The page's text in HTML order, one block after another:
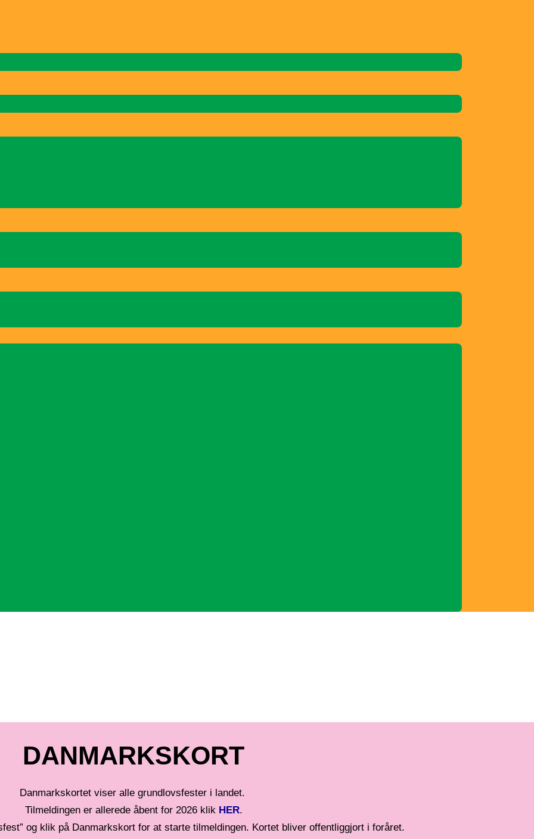
DANMARKSKORT
Danmarkskortet viser alle grundlovsfester i landet.
Tilmeldingen er allerede åbent for 2026 klik HER.
og klik på Danmarkskort for at starte tilmeldingen. Kortet bliver offentliggjort i foråret.